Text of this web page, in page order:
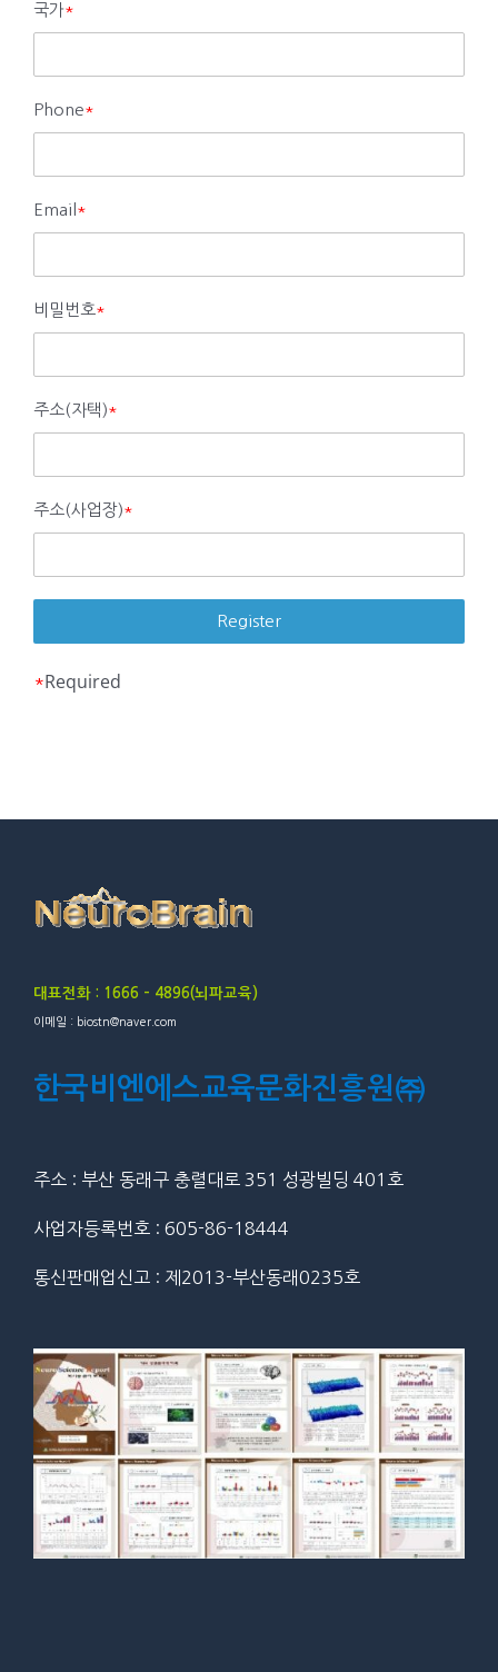
국가*
Phone*
Email *
비밀번호*
주소(자택)*
주소(사업장)*
*Required
대표전화 : 1666 – 4896(뇌파교육)
이메일 : biostn@naver.com
한국비엔에스교육문화진흥원㈜
주소 : 부산 동래구 충렬대로 351 성광빌딩 401호
사업자등록번호 : 605-86-18444
통신판매업신고 : 제2013-부산동래0235호